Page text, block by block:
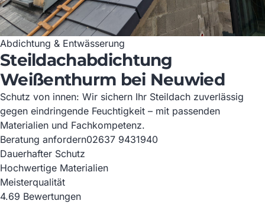
Abdichtung & Entwässerung
Steildachabdichtung
Weißenthurm bei Neuwied
Schutz von innen: Wir sichern Ihr Steildach zuverlässig
gegen eindringende Feuchtigkeit – mit passenden
Materialien und Fachkompetenz.
Beratung anfordern02637 9431940
Dauerhafter Schutz
Hochwertige Materialien
Meisterqualität
4.69 Bewertungen